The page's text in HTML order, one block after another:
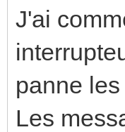
J'ai
panne
Les